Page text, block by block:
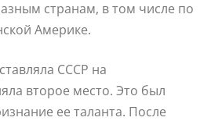
странам, в том числе по
Америке.
СССР на
второе место. Это был
ее таланта. После